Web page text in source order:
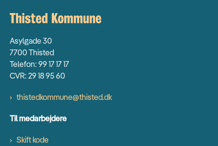
Asylgade 30
7700 Thisted
Telefon: 99 17 17 17
CVR: 29 18 95 60
thistedkommune@thisted.dk
Til medarbejdere
Skift kode